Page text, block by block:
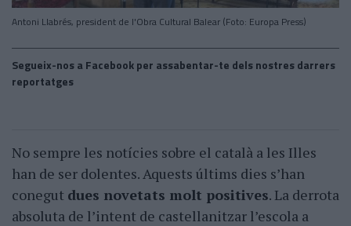
Antoni Llabrés, president de l'Obra Cultural Balear (Foto: Europa Press)
Segueix-nos a Facebook per assabentar-te dels nostres darrers
reportatges
No sempre les notícies sobre el català a les Illes
han de ser dolentes. Aquests últims dies s’han
conegut dues novetats molt positives. La derrota
absoluta de l’intent de castellanitzar l’escola a